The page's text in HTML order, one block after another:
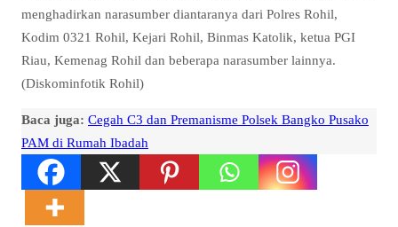
menghadirkan narasumber diantaranya dari Polres Rohil,
Kodim 0321 Rohil, Kejari Rohil, Binmas Katolik, ketua PGI
Riau, Kemenag Rohil dan beberapa narasumber lainnya.
(Diskominfotik Rohil)
Baca juga: Cegah C3 dan Premanisme Polsek Bangko Pusako
PAM di Rumah Ibadah